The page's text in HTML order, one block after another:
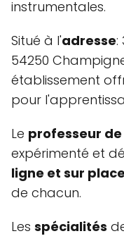
instrumentales.
Situé à l'adresse:
54250
établissement
pour
Le professeur
expérimenté et
ligne et sur place
de chacun.
Les spécialités